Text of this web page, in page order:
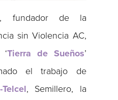
fundador de la
sin Violencia AC,
Tierra de Sueños’
el trabajo de
, Semillero, la